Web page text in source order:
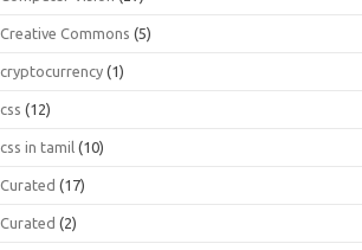
Creative Commons (5)
cryptocurrency (1)
css (12)
css in tamil (10)
Curated (17)
Curated (2)